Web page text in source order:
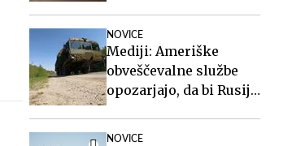
NOVICE
Mediji: Ameriške
obveščevalne službe
opozarjajo, da bi Rusija
NOVICE